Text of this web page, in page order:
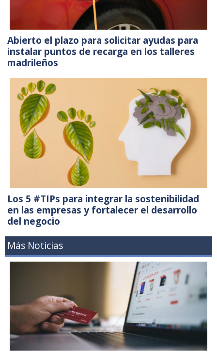
Abierto el plazo para solicitar ayudas para
instalar puntos de recarga en los talleres
madrileños
Los 5 #TIPs para integrar la sostenibilidad
en las empresas y fortalecer el desarrollo
del negocio
Más Noticias